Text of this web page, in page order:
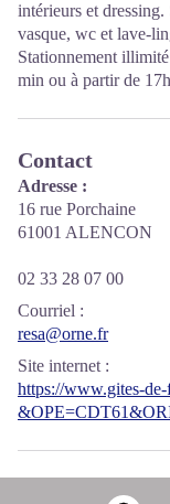
intérieurs et
vasque, wc et lave-
Stationnement
min ou à partir de
Contact
Adresse :
16 rue Porchaine
61001 ALENCON
02 33 28 07 00
Courriel :
resa@orne.fr
Site internet :
https://www.gites-